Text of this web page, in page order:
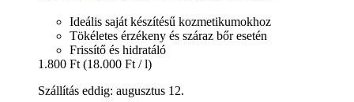
Ideális saját készítésű kozmetikumokhoz
Tökéletes érzékeny és száraz bőr esetén
Frissítő és hidratáló
1.800 Ft (18.000 Ft / l)
Szállítás eddig: augusztus 12.